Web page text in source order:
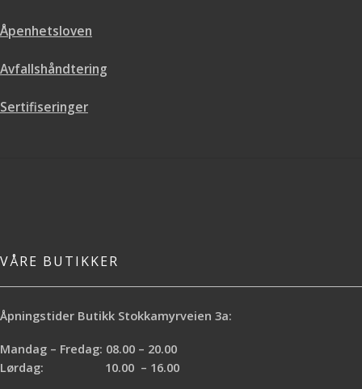
Åpenhetsloven
Avfallshåndtering
Sertifiseringer
VÅRE BUTIKKER
Åpningstider Butikk Stokkamyrveien 3a:
Mandag – Fredag: 08.00 – 20.00
Lørdag: 10.00 – 16.00